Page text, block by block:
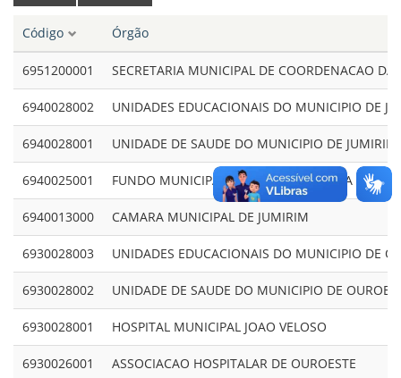
Código Órgão
6951200001 SECRETARIA MUNICIPAL DE COORDENACAO
6940028002 UNIDADES EDUCACIONAIS DO MUNICIPIO DE
6940028001 UNIDADE DE SAUDE DO MUNICIPIO DE JUMIRIM
6940025001 FUNDO MUNICIPAL DE APOSENTADORIA E
6940013000 CAMARA MUNICIPAL DE JUMIRIM
6930028003 UNIDADES EDUCACIONAIS DO MUNICIPIO DE
6930028002 UNIDADE DE SAUDE DO MUNICIPIO DE
6930028001 HOSPITAL MUNICIPAL JOAO VELOSO
6930026001 ASSOCIACAO HOSPITALAR DE OUROESTE